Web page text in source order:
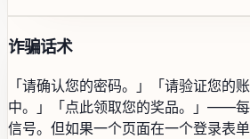
诈骗话术
「请确认您的密码。」「请验证您的
中。」「点此领取您的奖品。」——
信号。但如果一个页面在一个登录表单